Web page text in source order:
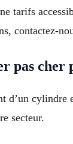
tarifs
contactez-
pas cher
d’un
secteur.